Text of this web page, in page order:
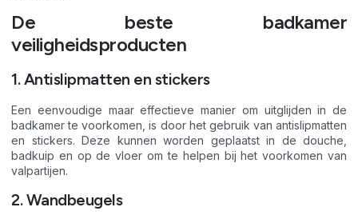
De beste badkamer
veiligheidsproducten
1. Antislipmatten en stickers
Een eenvoudige maar effectieve manier om uitglijden in de
badkamer te voorkomen, is door het gebruik van antislipmatten
en stickers. Deze kunnen worden geplaatst in de douche,
badkuip en op de vloer om te helpen bij het voorkomen van
valpartijen.
2. Wandbeugels